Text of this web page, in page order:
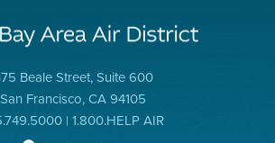
Beale Street, Suite 600
San Francisco, CA 94105
| 1.800.HELP AIR